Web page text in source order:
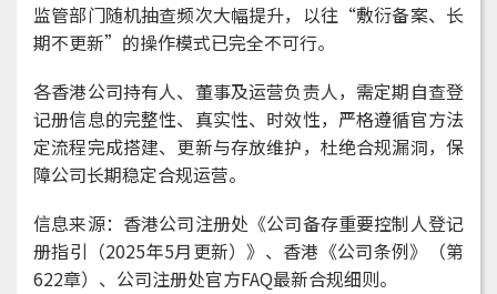
监管部门随机抽查频次大幅提升，以往“敷衍备案、长
期不更新”的操作模式已完全不可行。
各香港公司持有人、董事及运营负责人，需定期自查登
记册信息的完整性、真实性、时效性，严格遵循官方法
定流程完成搭建、更新与存放维护，杜绝合规漏洞，保
障公司长期稳定合规运营。
信息来源：香港公司注册处《公司备存重要控制人登记
册指引（2025年5月更新）》、香港《公司条例》（第
622章）、公司注册处官方FAQ最新合规细则。